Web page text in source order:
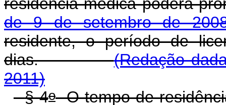
de 9 de setembro de
residente, o período de
dias.(Redação
2011)
§ 4oO tempo de